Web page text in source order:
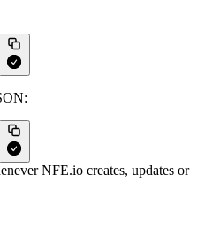
NFE.io creates, updates or